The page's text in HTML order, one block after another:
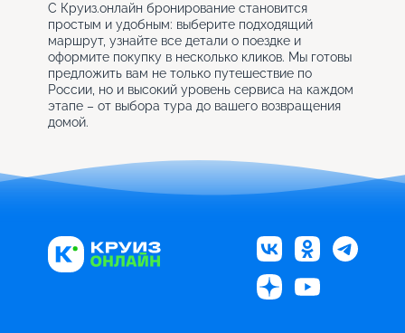
С Круиз.онлайн бронирование становится
простым и удобным: выберите подходящий
маршрут, узнайте все детали о поездке и
оформите покупку в несколько кликов. Мы готовы
предложить вам не только путешествие по
России, но и высокий уровень сервиса на каждом
этапе – от выбора тура до вашего возвращения
домой.